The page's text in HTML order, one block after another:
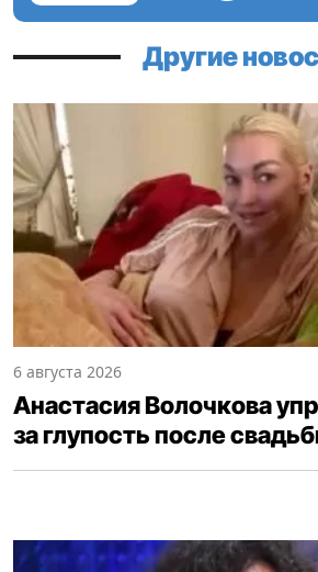
Другие
6 августа 2026
Анастасия Волочкова
за глупость после